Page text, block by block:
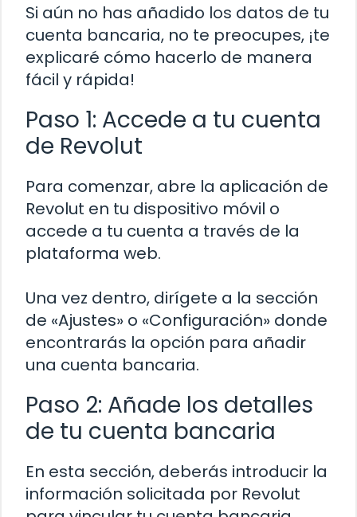
Si aún no has añadido los datos de tu
cuenta bancaria, no te preocupes, ¡te
explicaré cómo hacerlo de manera
fácil y rápida!
Paso 1: Accede a tu cuenta
de Revolut
Para comenzar, abre la aplicación de
Revolut en tu dispositivo móvil o
accede a tu cuenta a través de la
plataforma web.
Una vez dentro, dirígete a la sección
de «Ajustes» o «Configuración» donde
encontrarás la opción para añadir
una cuenta bancaria.
Paso 2: Añade los detalles
de tu cuenta bancaria
En esta sección, deberás introducir la
información solicitada por Revolut